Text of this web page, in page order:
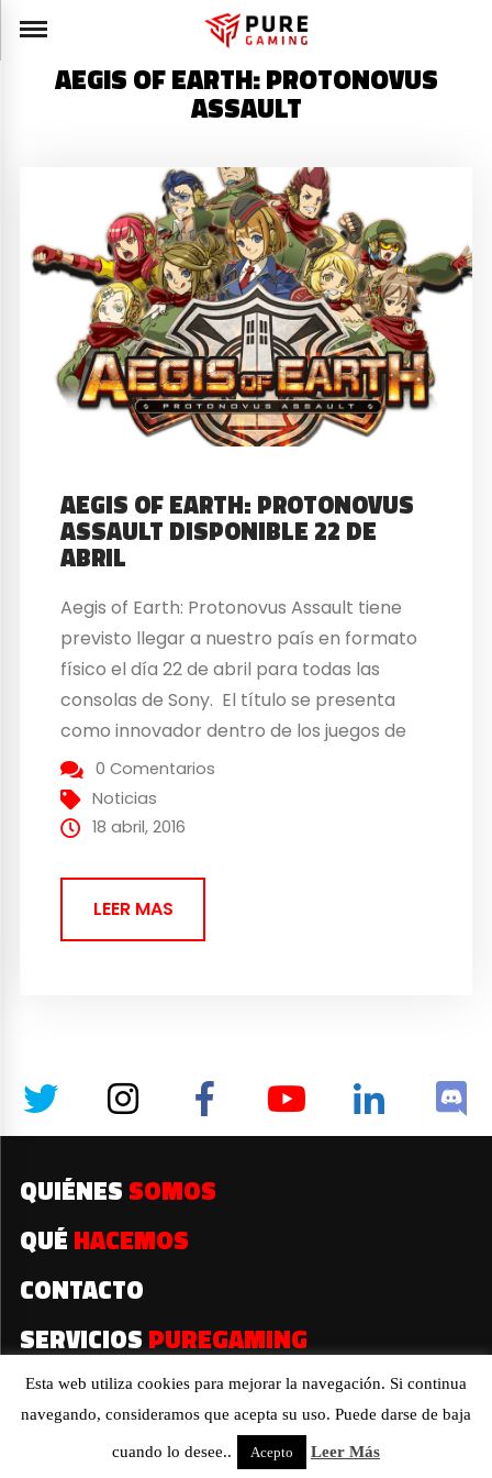
AEGIS OF EARTH: PROTONOVUS
ASSAULT
AEGIS OF EARTH: PROTONOVUS
ASSAULT DISPONIBLE 22 DE
ABRIL
Aegis of Earth: Protonovus Assault tiene
previsto llegar a nuestro país en formato
físico el día 22 de abril para todas las
consolas de Sony. El título se presenta
como innovador dentro de los juegos de
estrategia aportando unos giros
frenéticos e inesperados. Además a todo
esto hay que sumarle que es una mezcla
0 Comentarios
Noticias
18 abril, 2016
LEER MAS
QUIÉNES SOMOS
QUÉ HACEMOS
CONTACTO
SERVICIOS PUREGAMING
2019© Todos los derechos reservados
Esta web utiliza cookies para mejorar la navegación. Si continua
navegando, consideramos que acepta su uso. Puede darse de baja
cuando lo desee.. Acepto Leer Más